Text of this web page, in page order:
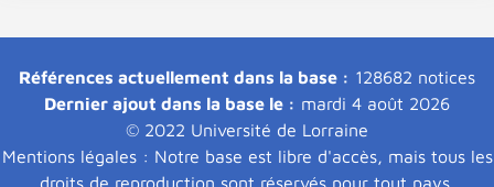
Références actuellement dans la base : 128682 notices
Dernier ajout dans la base le : mardi 4 août 2026
© 2022 Université de Lorraine
Mentions légales : Notre base est libre d'accès, mais tous les
droits de reproduction sont réservés pour tout pays.